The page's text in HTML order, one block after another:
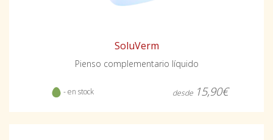
SoluVerm
Pienso complementario líquido
- en stock desde 15,90€